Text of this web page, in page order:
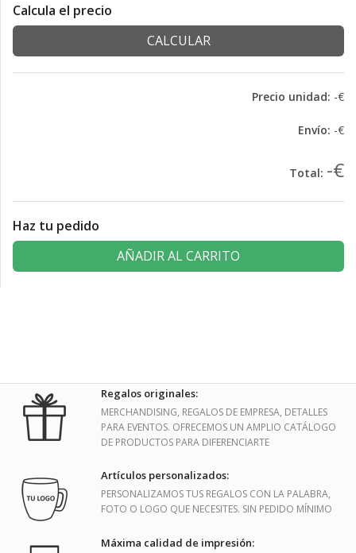
Calcula el precio
CALCULAR
Precio unidad: -€
Envío: -€
Total: -€
Haz tu pedido
AÑADIR AL CARRITO
Regalos originales:
MERCHANDISING, REGALOS DE EMPRESA, DETALLES
PARA EVENTOS. OFRECEMOS UN AMPLIO CATÁLOGO
DE PRODUCTOS PARA DIFERENCIARTE
Artículos personalizados:
PERSONALIZAMOS TUS REGALOS CON LA PALABRA,
FOTO O LOGO QUE NECESITES. SIN PEDIDO MÍNIMO
Máxima calidad de impresión: